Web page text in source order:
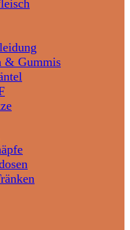
& Gummis